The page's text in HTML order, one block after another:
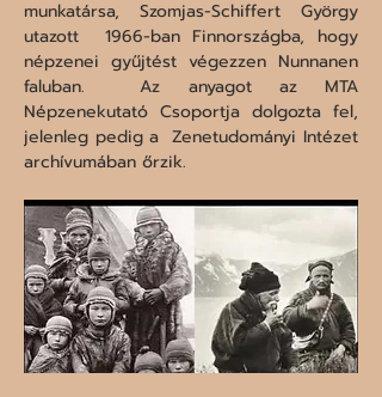
munkatársa, Szomjas-Schiffert György
utazott  1966-ban Finnországba, hogy
népzenei gyűjtést végezzen Nunnanen
faluban.  Az anyagot az MTA
Népzenekutató Csoportja dolgozta fel,
jelenleg pedig a  Zenetudományi Intézet
archívumában őrzik.